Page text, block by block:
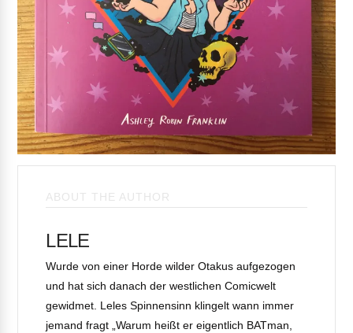
ABOUT THE AUTHOR
LELE
Wurde von einer Horde wilder Otakus aufgezogen
und hat sich danach der westlichen Comicwelt
gewidmet. Leles Spinnensinn klingelt wann immer
jemand fragt „Warum heißt er eigentlich BATman,